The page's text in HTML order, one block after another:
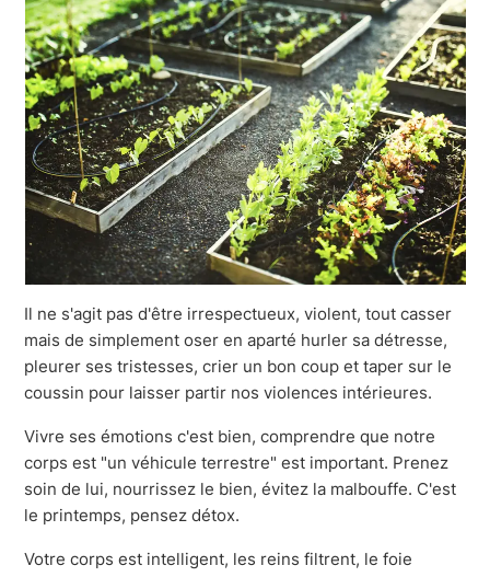
Il ne s'agit pas d'être irrespectueux, violent, tout casser
mais de simplement oser en aparté hurler sa détresse,
pleurer ses tristesses, crier un bon coup et taper sur le
coussin pour laisser partir nos violences intérieures.
Vivre ses émotions c'est bien, comprendre que notre
corps est "un véhicule terrestre" est important. Prenez
soin de lui, nourrissez le bien, évitez la malbouffe. C'est
le printemps, pensez détox.
Votre corps est intelligent, les reins filtrent, le foie